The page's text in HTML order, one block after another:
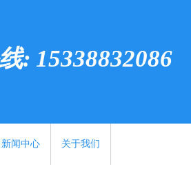
: 15338832086
新闻中心 关于我们